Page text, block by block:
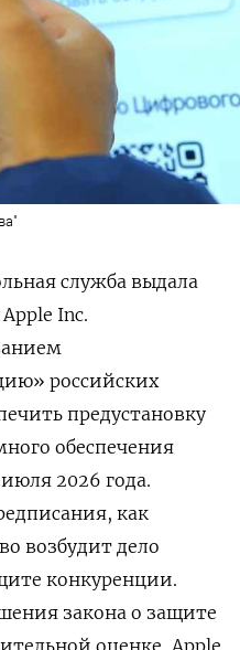
служба выдала
Inc.
российских
предустановку
обеспечения
июля 2026 года.
как
возбудит дело
конкуренции.
закона о защите
оценке, Apple